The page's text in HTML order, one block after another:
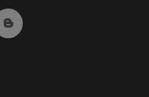
en ventana nueva)
(abre en ventana nueva)
Ir al Blog (abre en ventana
(abre en ventana nueva)